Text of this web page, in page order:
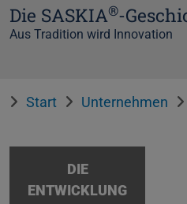
Die SASKIA®-
Aus Tradition wird Innovation
Start Unternehmen
DIE
ENTWICKLUNG